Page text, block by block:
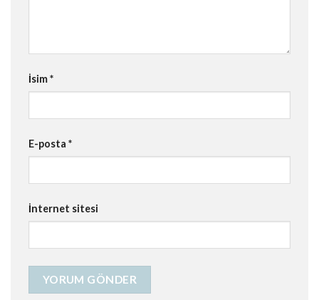
İsim*
E-posta *
İnternet sitesi